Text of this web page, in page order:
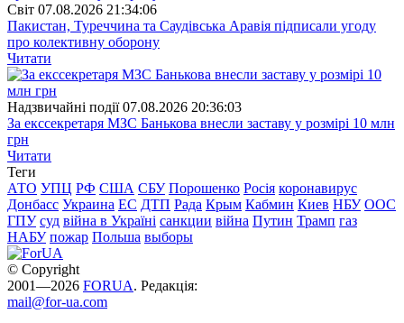
Свiт 07.08.2026 21:34:06
Пакистан, Туреччина та Саудівська Аравія підписали угоду
про колективну оборону
Читати
Надзвичайні події 07.08.2026 20:36:03
За екссекретаря МЗС Банькова внесли заставу у розмірі 10 млн
грн
Читати
Теги
АТО УПЦ РФ США СБУ Порошенко Росія коронавирус
Донбасс Украина ЕС ДТП Рада Крым Кабмин Киев НБУ ООС
ГПУ суд війна в Україні санкции війна Путин Трамп газ
НАБУ пожар Польша выборы
© Copyright
2001—2026 FORUA. Редакція:
mail@for-ua.com